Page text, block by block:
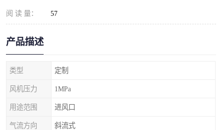
阅 读 量： 57
产品描述
类型 定制
风机压力 1MPa
用途范围 进风口
气流方向 斜流式